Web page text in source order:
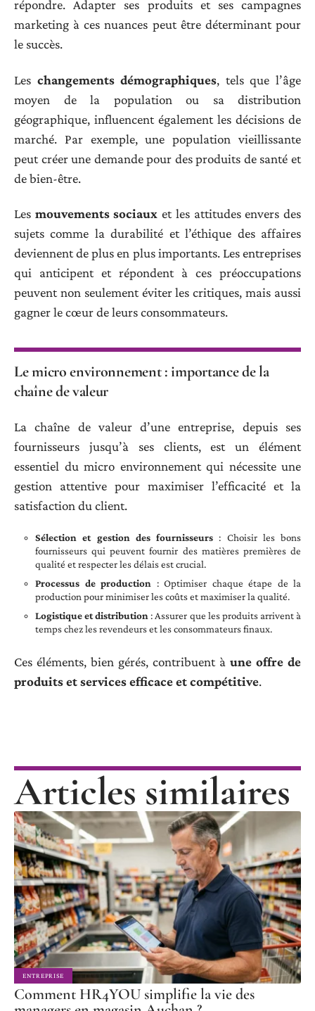
répondre. Adapter ses produits et ses campagnes
marketing à ces nuances peut être déterminant pour
le succès.
Les changements démographiques, tels que l’âge
moyen de la population ou sa distribution
géographique, influencent également les décisions de
marché. Par exemple, une population vieillissante
peut créer une demande pour des produits de santé et
de bien-être.
Les mouvements sociaux et les attitudes envers des
sujets comme la durabilité et l’éthique des affaires
deviennent de plus en plus importants. Les entreprises
qui anticipent et répondent à ces préoccupations
peuvent non seulement éviter les critiques, mais aussi
gagner le cœur de leurs consommateurs.
Le micro environnement : importance de la
chaîne de valeur
La chaîne de valeur d’une entreprise, depuis ses
fournisseurs jusqu’à ses clients, est un élément
essentiel du micro environnement qui nécessite une
gestion attentive pour maximiser l’efficacité et la
satisfaction du client.
Sélection et gestion des fournisseurs : Choisir les bons
fournisseurs qui peuvent fournir des matières premières de
qualité et respecter les délais est crucial.
Processus de production : Optimiser chaque étape de la
production pour minimiser les coûts et maximiser la qualité.
Logistique et distribution: Assurer que les produits arrivent à
temps chez les revendeurs et les consommateurs finaux.
Ces éléments, bien gérés, contribuent à une offre de
produits et services efficace et compétitive.
Articles similaires
ENTREPRISE
Comment HR4YOU simplifie la vie des